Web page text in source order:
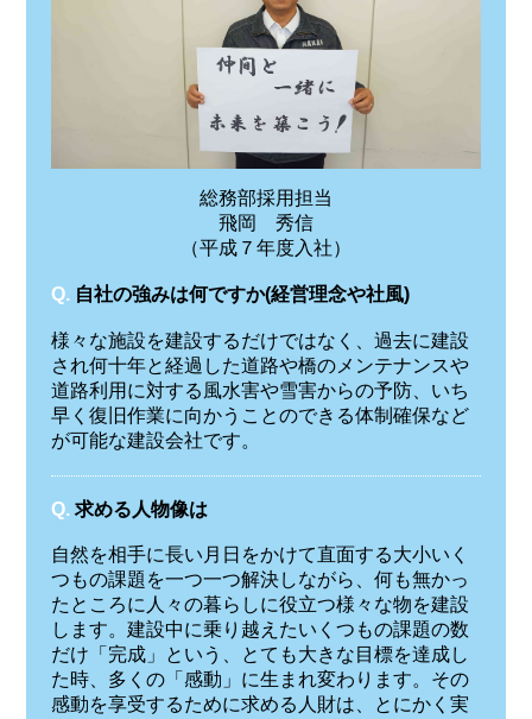
総務部採用担当
飛岡 秀信
（平成７年度入社）
Q. 自社の強みは何ですか(経営理念や社風)
様々な施設を建設するだけではなく、過去に建設
され何十年と経過した道路や橋のメンテナンスや
道路利用に対する風水害や雪害からの予防、いち
早く復旧作業に向かうことのできる体制確保など
が可能な建設会社です。
Q. 求める人物像は
自然を相手に長い月日をかけて直面する大小いく
つもの課題を一つ一つ解決しながら、何も無かっ
たところに人々の暮らしに役立つ様々な物を建設
します。建設中に乗り越えたいくつもの課題の数
だけ「完成」という、とても大きな目標を達成し
た時、多くの「感動」に生まれ変わります。その
感動を享受するために求める人財は、とにかく実